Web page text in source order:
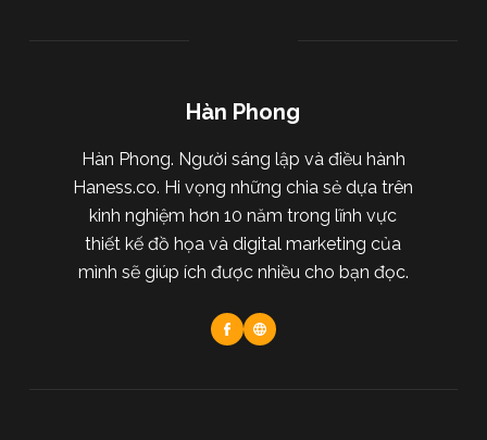
Hàn Phong
Hàn Phong. Người sáng lập và điều hành
Haness.co. Hi vọng những chia sẻ dựa trên
kinh nghiệm hơn 10 năm trong lĩnh vực
thiết kế đồ họa và digital marketing của
mình sẽ giúp ích được nhiều cho bạn đọc.